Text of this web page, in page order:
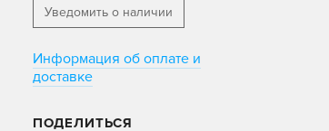
Уведомить о наличии
Информация об оплате и
доставке
ПОДЕЛИТЬСЯ